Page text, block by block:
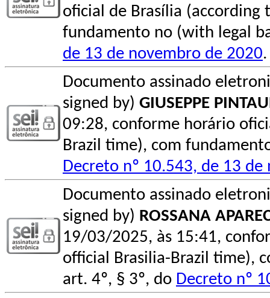
oficial de Brasília (according
fundamento no (with legal
de 13 de novembro de 2020.
Documento assinado
signed by) GIUSEPPE
09:28, conforme horário
Brazil time), com
Decreto nº 10.543, de 13
Documento assinado
signed by) ROSSANA
19/03/2025, às 15:41,
official Brasilia-Brazil time),
art. 4º, § 3º, do Decreto nº